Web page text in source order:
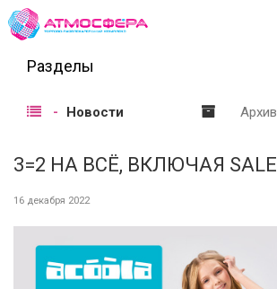
Разделы
Новости Архив
3=2 НА ВСЁ, ВКЛЮЧАЯ SALE
16 декабря 2022